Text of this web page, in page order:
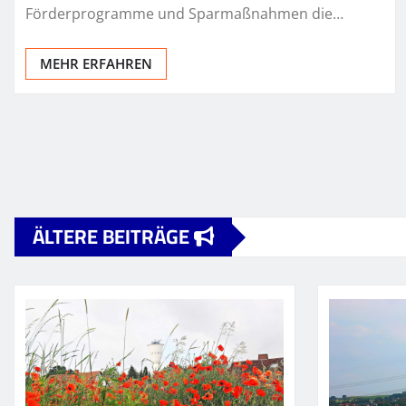
Förderprogramme und Sparmaßnahmen die…
MEHR ERFAHREN
der
Beiträge
ÄLTERE BEITRÄGE